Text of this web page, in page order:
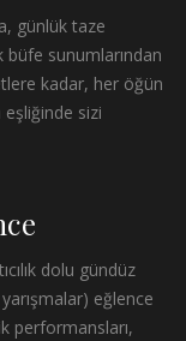
günlük taze
büfe sunumlarından
kadar, her öğün
eşliğinde sizi
dolu gündüz
eğlence
performansları,